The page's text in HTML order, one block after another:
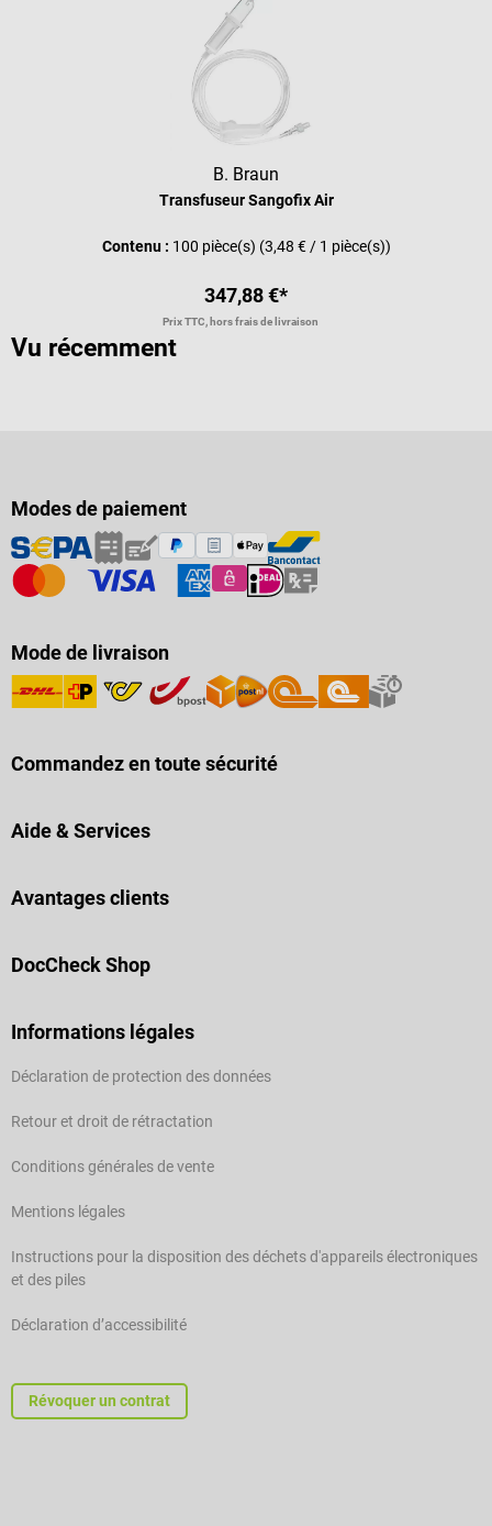
B. Braun
Transfuseur Sangofix Air
Contenu : 100 pièce(s) (3,48 € / 1 pièce(s))
347,88 €*
Prix TTC, hors frais de livraison
Vu récemment
Modes de paiement
Mode de livraison
Commandez en toute sécurité
Aide & Services
Avantages clients
DocCheck Shop
Informations légales
Déclaration de protection des données
Retour et droit de rétractation
Conditions générales de vente
Mentions légales
Instructions pour la disposition des déchets d'appareils électroniques
et des piles
Déclaration d’accessibilité
Révoquer un contrat